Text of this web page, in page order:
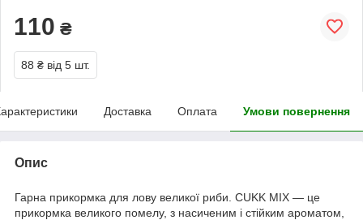
110 ₴
88 ₴ від 5 шт.
Доставка Оплата Умови повернення
Опис
Гарна прикормка для лову великої риби. CUKK MIX — це
прикормка великого помелу, з насиченим і стійким ароматом,